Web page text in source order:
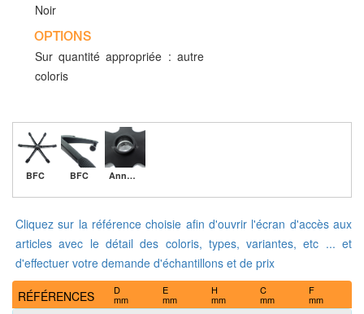
Noir
OPTIONS
Sur quantité appropriée : autre
coloris
BFC BFC Anneau acier
Cliquez sur la référence choisie afin d'ouvrir l'écran d'accès aux
articles avec le détail des coloris, types, variantes, etc ... et
d'effectuer votre demande d'échantillons et de prix
RÉFÉRENCES D
mm
E
mm
H
mm
C
mm
F
mm